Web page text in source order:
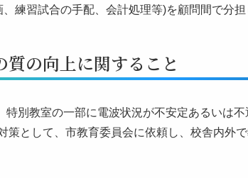
練習試合の手配、会計処理等)を顧問間で分
の向上に関すること
別教室の一部に電波状況が不安定あるいは
策として、市教育委員会に依頼し、校舎内外